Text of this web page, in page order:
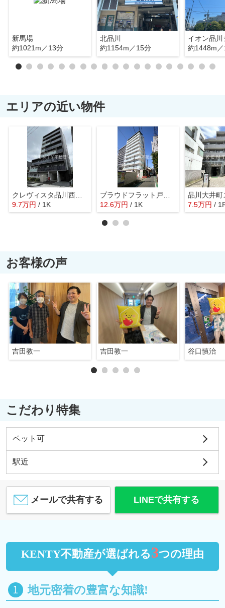
新馬場
約1021m／13分
北品川
約1154m／15分
イオン品
約1448m
エリアの近い物件
クレヴィスタ品川西大井Ⅱ
9.7万円 / 1K
12.6万円 / 1K 7.5万円 /
お客様の声
吉田教一 吉田教一 谷口慎治
こだわり特集
ペット可
駅近
メールで共有する LINEで共有する
KENTY不動産が選ばれる3つの理由
地元密着の豊富な知識!